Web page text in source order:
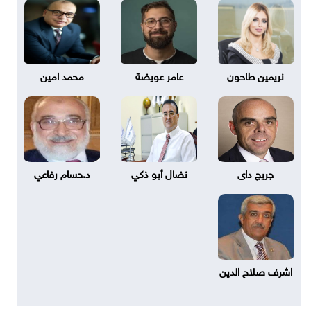
نريمين طاحون عامر عويضة محمد امين
جريج داى نضال أبو ذكي د.حسام رفاعي
اشرف صلاح الدين